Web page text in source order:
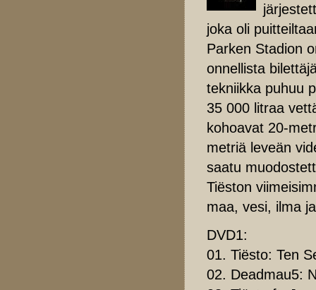
joka oli
Parken Stadion
onnellista
tekniikka puhuu
35 000 litraa
kohoavat 20-
metriä leveän
saatu
Tiëston
maa, vesi, ilma
DVD1:
01. Tiësto: Ten
02. Deadmau5: